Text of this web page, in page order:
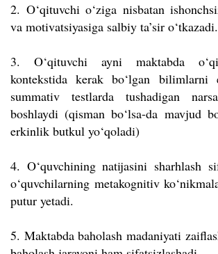
2. O‘qituvchi o‘ziga nisbatan
va motivatsiyasiga salbiy ta’sir o‘tkazadi.
3. O‘qituvchi ayni maktabda
kontekstida kerak bo‘lgan bilimlarni
summativ testlarda tushadigan
boshlaydi (qisman bo‘lsa-da mavjud
erkinlik butkul yo‘qoladi)
4. O‘quvchining natijasini sharhlash
o‘quvchilarning metakognitiv
putur yetadi.
5. Maktabda baholash madaniyati